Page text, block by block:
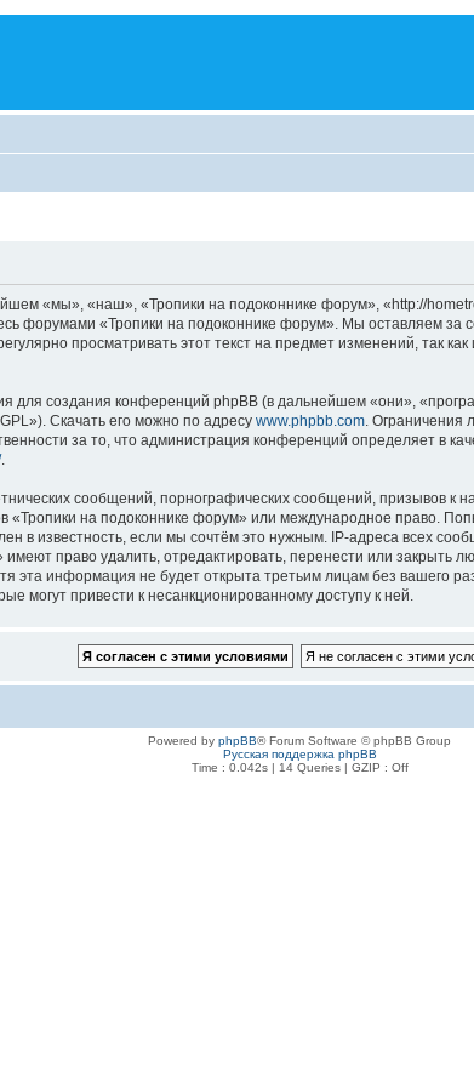
«мы», «наш», «Тропики на подоконнике форум», «http://
форумами «Тропики на подоконнике форум». Мы оставляем
просматривать этот текст на предмет изменений, так
создания конференций phpBB (в дальнейшем «они»,
Скачать его можно по адресу www.phpbb.com. Ограничения
за то, что администрация конференций определяет в
.
сообщений, порнографических сообщений, призывов
«Тропики на подоконнике форум» или международное право.
в известность, если мы сочтём это нужным. IP-адреса всех
право удалить, отредактировать, перенести или закрыть
эта информация не будет открыта третьим лицам без вашего
могут привести к несанкционированному доступу к ней.
Powered by phpBB® Forum Software © phpBB Group
Русская поддержка phpBB
Time : 0.042s | 14 Queries | GZIP : Off